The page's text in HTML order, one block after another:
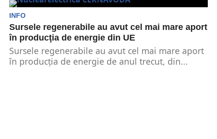
stabilite prin Pactul Verde și asumate de statele
membre. Tranziția energetică...
INFO
Sursele regenerabile au avut cel mai mare aport
în producţia de energie din UE
Sursele regenerabile au avut cel mai mare aport
în producţia de energie de anul trecut, din...